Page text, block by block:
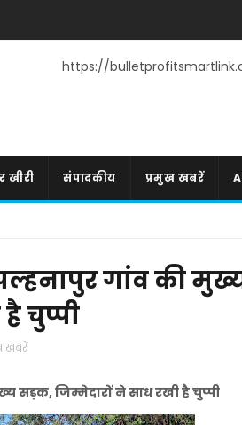
https://
खीरी संपादकीय प्रमुख खबरें
गांव की
चुप्पी
खबरें
सड़क, जिम्मेदारों ने साध रखी है चुप्पी